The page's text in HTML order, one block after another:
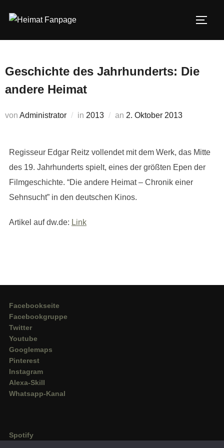
Inhalt
Geschichte des Jahrhunderts: Die
andere Heimat
von Administrator in 2013 an Veröffentlicht
2. Oktober 2013
Regisseur Edgar Reitz vollendet mit dem Werk, das Mitte
des 19. Jahrhunderts spielt, eines der größten Epen der
Filmgeschichte. “Die andere Heimat – Chronik einer
Sehnsucht” in den deutschen Kinos.
Artikel auf dw.de: Link
Facebookseite
Facebookgruppe
Twitter
Youtube
Googlemaps
Pinterest
Instagram
Alexa-Skill
Whatsapp-Kanal
Spotify